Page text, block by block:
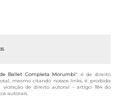
Ballet Completa Morumbi" é de direito
mesmo citando nossos links, é proibida
de direito autoral – artigo 184 do
autorais